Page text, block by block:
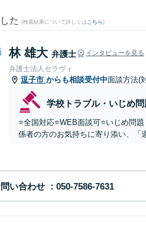
た (検索結果について詳しくは こちら)
林 雄大 弁護士 インタビューを見る
弁護士法人セラヴィ
逗子市 からも相談受付中面談方法(
学校トラブル・いじめ問
⭐️全国対応⭐️WEB面談可⭐️いじめ問
係者の方のお気持ちに寄り添い、「
い合わせ